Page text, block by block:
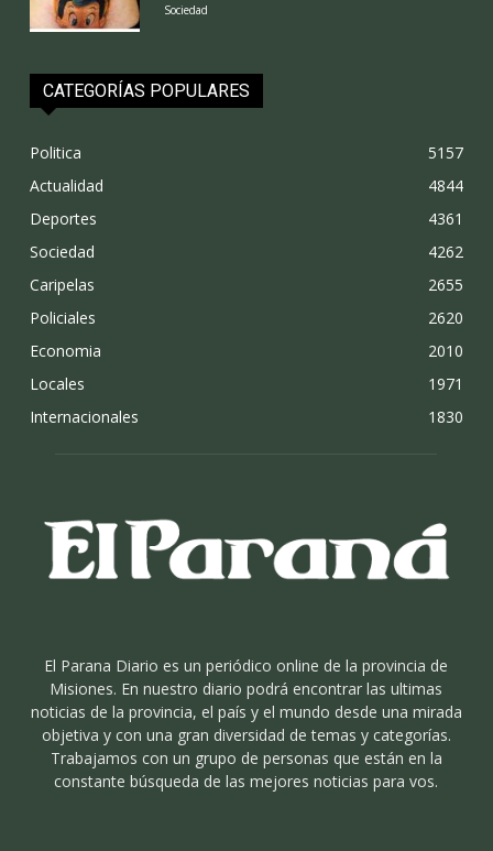
Sociedad
CATEGORÍAS POPULARES
Politica
5157
Actualidad
4844
Deportes
4361
Sociedad
4262
Caripelas
2655
Policiales
2620
Economia
2010
Locales
1971
Internacionales
1830
El Parana Diario es un periódico online de la provincia de
Misiones. En nuestro diario podrá encontrar las ultimas
noticias de la provincia, el país y el mundo desde una mirada
objetiva y con una gran diversidad de temas y categorías.
Trabajamos con un grupo de personas que están en la
constante búsqueda de las mejores noticias para vos.